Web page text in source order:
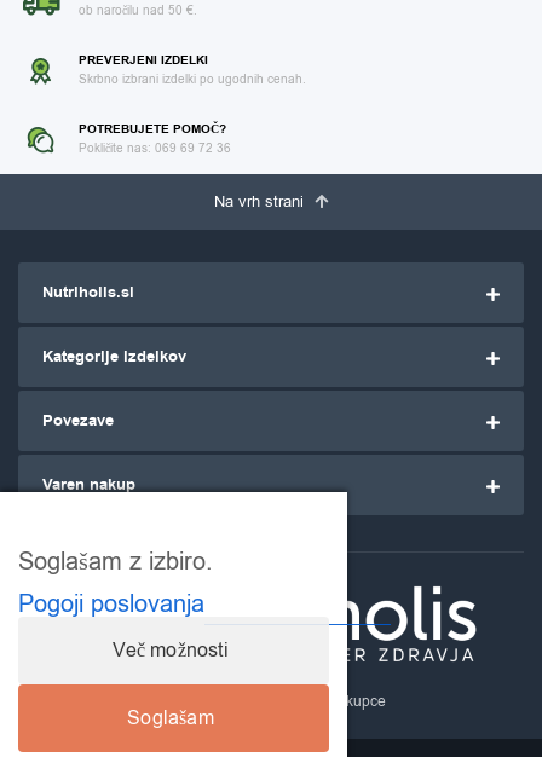
ob naročilu nad 50 €.
PREVERJENI IZDELKI
Skrbno izbrani izdelki po ugodnih cenah.
POTREBUJETE POMOČ?
Pokličite nas: 069 69 72 36
Na vrh strani
Nutriholis.si
Kategorije izdelkov
Povezave
Varen nakup
- za ozaveščene kupce
Soglašam z izbiro.
Pogoji poslovanja
Več možnosti
Soglašam